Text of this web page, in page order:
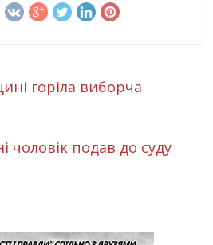
горіла виборча
чоловік подав до суду